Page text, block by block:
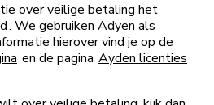
over veilige betaling het
. We gebruiken Adyen als
hierover vind je op de
en de pagina Ayden licenties